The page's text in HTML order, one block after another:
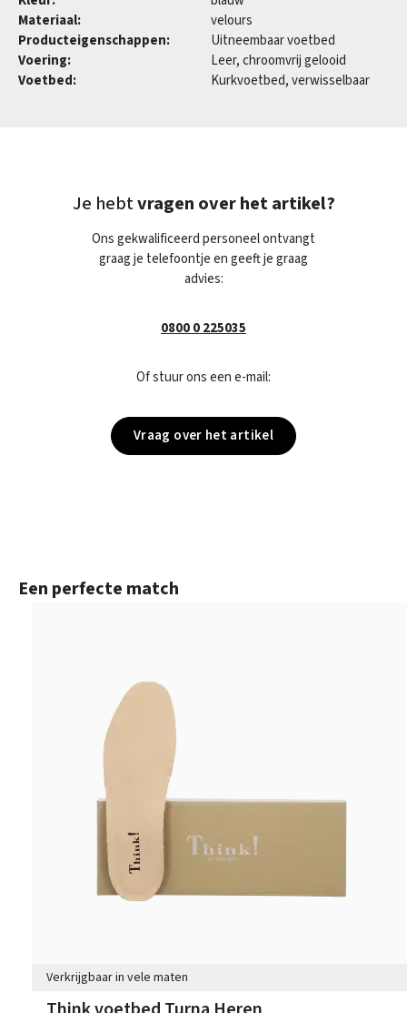
Materiaal:
velours
Producteigenschappen:
Uitneembaar voetbed
Voering:
Leer, chroomvrij gelooid
Voetbed:
Kurkvoetbed, verwisselbaar
Je hebtvragen over het artikel?
Ons gekwalificeerd personeel ontvangt
graag je telefoontje en geeft je graag
advies:
0800 0 225035
Of stuur ons een e-mail:
Vraag over het artikel
Productgalerij overslaan
Een perfecte match
Verkrijgbaar in vele maten